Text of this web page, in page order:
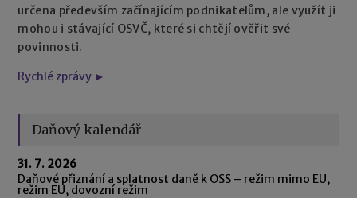
určena především začínajícím podnikatelům, ale využít ji
mohou i stávající OSVČ, které si chtějí ověřit své
povinnosti.
Rychlé zprávy ►
Daňový kalendář
31. 7. 2026
Daňové přiznání a splatnost daně k OSS – režim mimo EU,
režim EU, dovozní režim